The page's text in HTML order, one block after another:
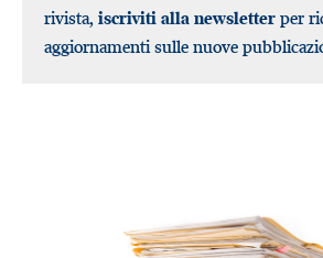
rivista, iscriviti alla newsletter per
aggiornamenti sulle nuove